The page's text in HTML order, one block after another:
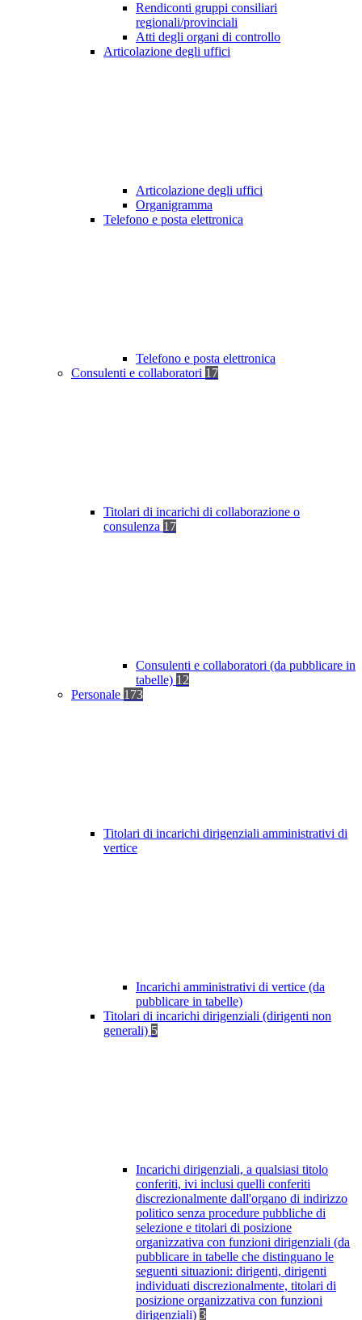
Rendiconti gruppi consiliari
regionali/provinciali
Atti degli organi di controllo
Articolazione degli uffici
Articolazione degli uffici
Organigramma
Telefono e posta elettronica
Telefono e posta elettronica
Consulenti e collaboratori 17
Titolari di incarichi di collaborazione o
consulenza 17
Consulenti e collaboratori (da pubblicare in
tabelle) 12
Personale 173
Titolari di incarichi dirigenziali amministrativi di
vertice
Incarichi amministrativi di vertice (da
pubblicare in tabelle)
Titolari di incarichi dirigenziali (dirigenti non
generali) 5
Incarichi dirigenziali, a qualsiasi titolo
conferiti, ivi inclusi quelli conferiti
discrezionalmente dall'organo di indirizzo
politico senza procedure pubbliche di
selezione e titolari di posizione
organizzativa con funzioni dirigenziali (da
pubblicare in tabelle che distinguano le
seguenti situazioni: dirigenti, dirigenti
individuati discrezionalmente, titolari di
posizione organizzativa con funzioni
dirigenziali) 3